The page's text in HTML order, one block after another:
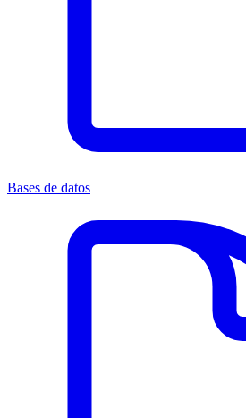
Bases de datos